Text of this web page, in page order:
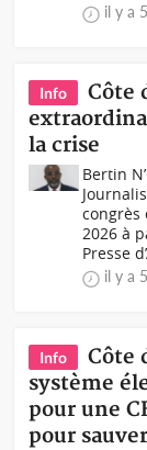
il y a
Info
Côte
la crise
Bertin
2026 à
Presse
il y a
Info
Côte
système
pour une
pour